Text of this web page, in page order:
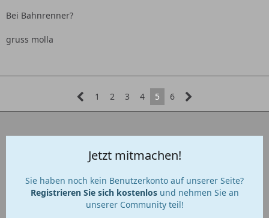
Bei Bahnrenner?
gruss molla
1 2 3 4 5 6
Jetzt mitmachen!
Sie haben noch kein Benutzerkonto auf unserer Seite?
Registrieren Sie sich kostenlosund nehmen Sie an
unserer Community teil!